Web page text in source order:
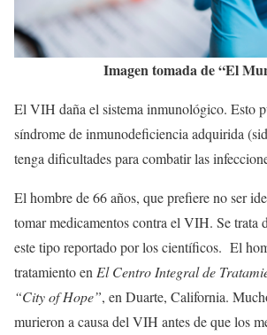
Imagen tomada de “El
El VIH daña el sistema inmunológico. Esto
síndrome de inmunodeficiencia adquirida
tenga dificultades para combatir las
El hombre de 66 años, que prefiere no ser
tomar medicamentos contra el VIH. Se trata
este tipo reportado por los científicos. El
tratamiento en El Centro Integral de
“City of Hope”, en Duarte, California.
murieron a causa del VIH antes de que los